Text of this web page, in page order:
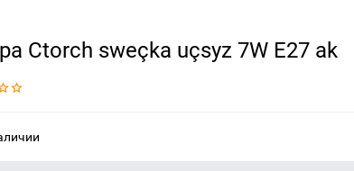
Ctorch sweçka uçsyz 7W E27 ak